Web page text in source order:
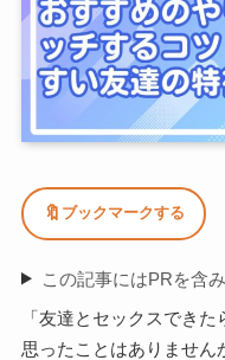
🔖 ブックマークする
この記事にはPRを含
「友達とセックスでき
思ったことはありません